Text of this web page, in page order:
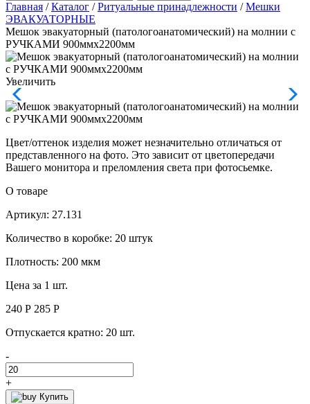
Главная / Каталог / Ритуальные принадлежности / Мешки
ЭВАКУАТОРНЫЕ
Мешок эвакуаторный (патологоанатомический) на молнии с
РУЧКАМИ 900ммх2200мм
Увеличить
Цвет/оттенок изделия может незначительно отличаться от
представленного на фото. Это зависит от цветопередачи
Вашего монитора и преломления света при фотосьемке.
О товаре
Артикул: 27.131
Количество в коробке: 20 штук
Плотность: 200 мкм
Цена за 1 шт.
240 Р 285 P
Отпускается кратно: 20 шт.
-
+
Купить